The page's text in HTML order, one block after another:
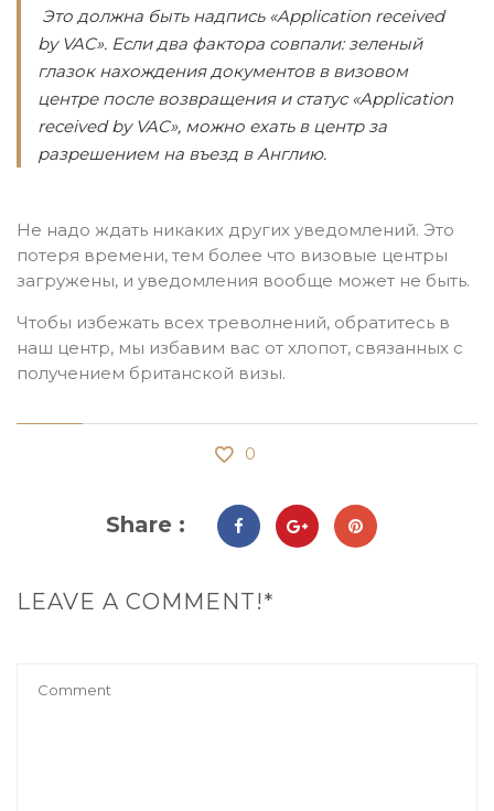
Это должна быть надпись «Application received
by VAC». Если два фактора совпали: зеленый
глазок нахождения документов в визовом
центре после возвращения и статус «Application
received by VAC», можно ехать в центр за
разрешением на въезд в Англию.
Не надо ждать никаких других уведомлений. Это
потеря времени, тем более что визовые центры
загружены, и уведомления вообще может не быть.
Чтобы избежать всех треволнений, обратитесь в
наш центр, мы избавим вас от хлопот, связанных с
получением британской визы.
0
Share :
LEAVE A COMMENT!*